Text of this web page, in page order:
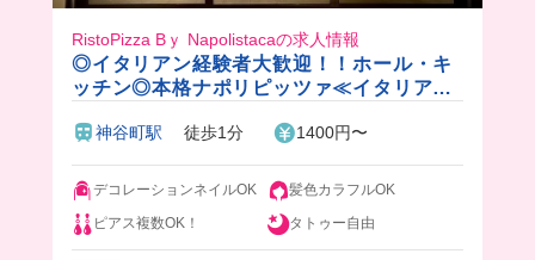
RistoPizza Bｙ Napolistacaの求人情報
◎イタリアン経験者大歓迎！！ホール・キ
ッチン◎本格ナポリピッツァ≪イタリア研
神谷町駅 徒歩1分 1400円〜
デコレーションネイルOK
髪色カラフルOK
ピアス複数OK！
タトゥー自由